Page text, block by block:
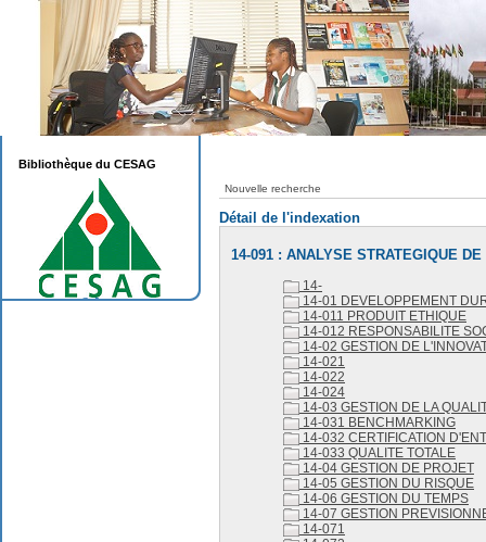
Nouvelle recherche
Détail de l'indexation
14-091 : ANALYSE STRATEGIQUE
14-
14-01 DEVELOPPEMENT
14-011 PRODUIT ETHIQUE
14-012 RESPONSABILITE
14-02 GESTION DE
14-021
14-022
14-024
14-03 GESTION DE LA
14-031 BENCHMARKING
14-032 CERTIFICATION
14-033 QUALITE TOTALE
14-04 GESTION DE PROJET
14-05 GESTION DU RISQUE
14-06 GESTION DU TEMPS
14-07 GESTION
14-071
Bibliothèque du CESAG